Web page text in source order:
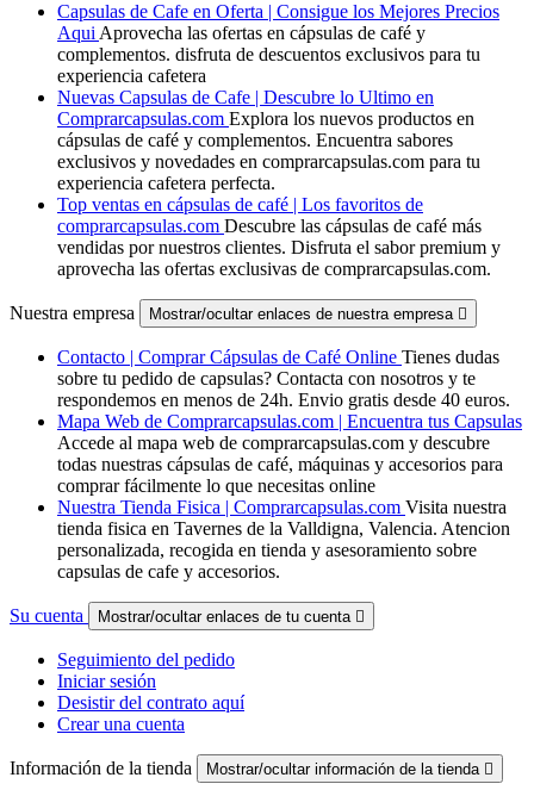
Capsulas de Cafe en Oferta | Consigue los Mejores Precios
Aqui Aprovecha las ofertas en cápsulas de café y
complementos. disfruta de descuentos exclusivos para tu
experiencia cafetera
Nuevas Capsulas de Cafe | Descubre lo Ultimo en
Comprarcapsulas.com Explora los nuevos productos en
cápsulas de café y complementos. Encuentra sabores
exclusivos y novedades en comprarcapsulas.com para tu
experiencia cafetera perfecta.
Top ventas en cápsulas de café | Los favoritos de
comprarcapsulas.com Descubre las cápsulas de café más
vendidas por nuestros clientes. Disfruta el sabor premium y
aprovecha las ofertas exclusivas de comprarcapsulas.com.
Nuestra empresa Mostrar/ocultar enlaces de nuestra empresa 
Contacto | Comprar Cápsulas de Café Online Tienes dudas
sobre tu pedido de capsulas? Contacta con nosotros y te
respondemos en menos de 24h. Envio gratis desde 40 euros.
Mapa Web de Comprarcapsulas.com | Encuentra tus Capsulas
Accede al mapa web de comprarcapsulas.com y descubre
todas nuestras cápsulas de café, máquinas y accesorios para
comprar fácilmente lo que necesitas online
Nuestra Tienda Fisica | Comprarcapsulas.com Visita nuestra
tienda fisica en Tavernes de la Valldigna, Valencia. Atencion
personalizada, recogida en tienda y asesoramiento sobre
capsulas de cafe y accesorios.
Su cuenta Mostrar/ocultar enlaces de tu cuenta 
Seguimiento del pedido
Iniciar sesión
Desistir del contrato aquí
Crear una cuenta
Información de la tienda Mostrar/ocultar información de la tienda 